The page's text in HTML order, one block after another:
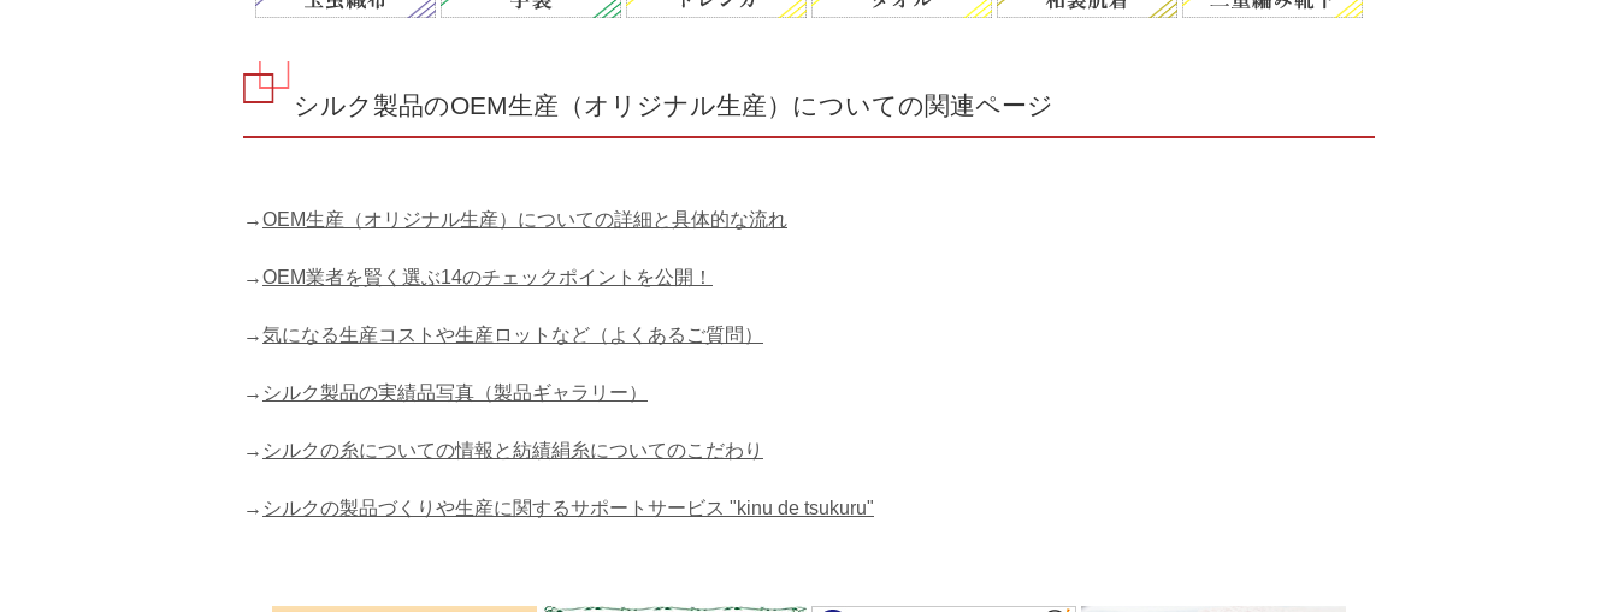
シルク製品のOEM生産（オリジナル生産）についての関連ページ
→OEM生産（オリジナル生産）についての詳細と具体的な流れ
→OEM業者を賢く選ぶ14のチェックポイントを公開！
→気になる生産コストや生産ロットなど（よくあるご質問）
→ シルク製品の実績品写真（製品ギャラリー）
→ シルクの糸についての情報と紡績絹糸についてのこだわり
→ シルクの製品づくりや生産に関するサポートサービス "kinu de tsukuru"